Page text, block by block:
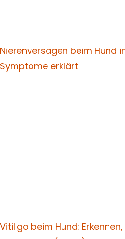
Nierenversagen beim Hund
Symptome erklärt
Vitiligo beim Hund: